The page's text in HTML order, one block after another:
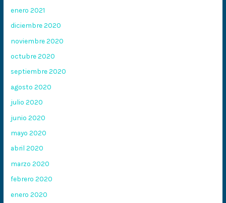
enero 2021
diciembre 2020
noviembre 2020
octubre 2020
septiembre 2020
agosto 2020
julio 2020
junio 2020
mayo 2020
abril 2020
marzo 2020
febrero 2020
enero 2020